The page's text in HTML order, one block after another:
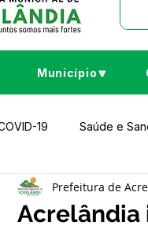
Município🔽
19 Saúde e
e Obras
Acrelândia
Prefeitura de